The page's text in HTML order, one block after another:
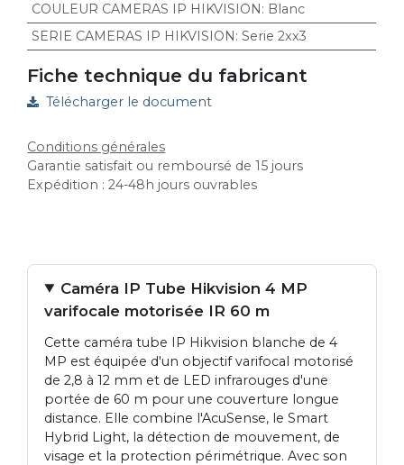
COULEUR CAMERAS IP HIKVISION : Blanc
SERIE CAMERAS IP HIKVISION : Serie 2xx3
Fiche technique du fabricant
Télécharger le document
Conditions générales
Garantie satisfait ou remboursé de 15 jours
Expédition : 24-48h jours ouvrables
Caméra IP Tube Hikvision 4 MP
varifocale motorisée IR 60 m
Cette caméra tube IP Hikvision blanche de 4
MP est équipée d'un objectif varifocal motorisé
de 2,8 à 12 mm et de LED infrarouges d'une
portée de 60 m pour une couverture longue
distance. Elle combine l'AcuSense, le Smart
Hybrid Light, la détection de mouvement, de
visage et la protection périmétrique. Avec son